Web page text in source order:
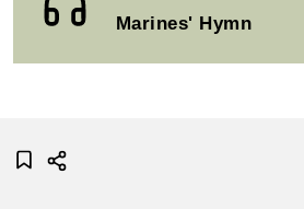
Marines' Hymn